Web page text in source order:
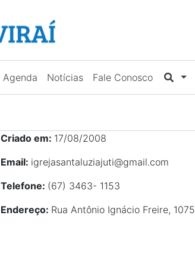
Agenda Notícias Fale Conosco
Criado em: 17/08/2008
Email: igrejasantaluziajuti@gmail.com
Telefone: (67) 3463- 1153
Endereço: Rua Antônio Ignácio Freire, 1075